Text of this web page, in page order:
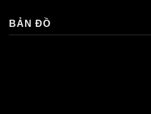
BẢN ĐỒ